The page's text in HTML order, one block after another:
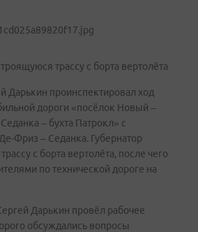
трассу с борта вертолёта
Дарькин проинспектировал ход
дороги «посёлок Новый –
– бухта Патрокл» с
Фриз – Седанка. Губернатор
с борта вертолёта, после чего
по технической дороге на
Дарькин провёл рабочее
обсуждались вопросы